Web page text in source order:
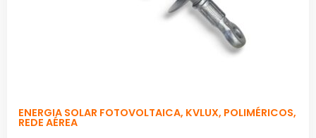
ENERGIA SOLAR FOTOVOLTAICA, KVLUX, POLIMÉRICOS,
REDE AÉREA